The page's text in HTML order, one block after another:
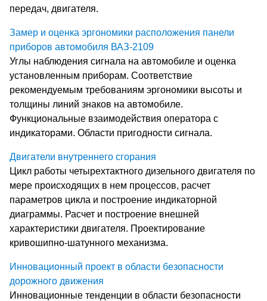
передач, двигателя.
Замер и оценка эргономики расположения панели
приборов автомобиля ВАЗ-2109
Углы наблюдения сигнала на автомобиле и оценка
установленным приборам. Соответствие
рекомендуемым требованиям эргономики высоты и
толщины линий знаков на автомобиле.
Функциональные взаимодействия оператора с
индикаторами. Области пригодности сигнала.
Двигатели внутреннего сгорания
Цикл работы четырехтактного дизельного двигателя по
мере происходящих в нем процессов, расчет
параметров цикла и построение индикаторной
диаграммы. Расчет и построение внешней
характеристики двигателя. Проектирование
кривошипно-шатунного механизма.
Инновационный проект в области безопасности
дорожного движения
Инновационные тенденции в области безопасности